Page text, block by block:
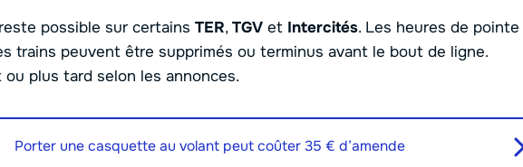
reste possible sur certains TER,TGV et Intercités. Les heures de pointe
trains peuvent être supprimés ou terminus avant le bout de ligne.
plus tard selon les annonces.
Porter une casquette au volant peut coûter 35 € d’amende